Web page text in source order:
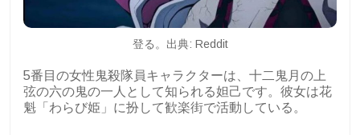
登る。出典: Reddit
5番目の女性鬼殺隊員キャラクターは、十二鬼月の上
弦の六の鬼の一人として知られる妲己です。彼女は花
魁「わらび姫」に扮して歓楽街で活動している。